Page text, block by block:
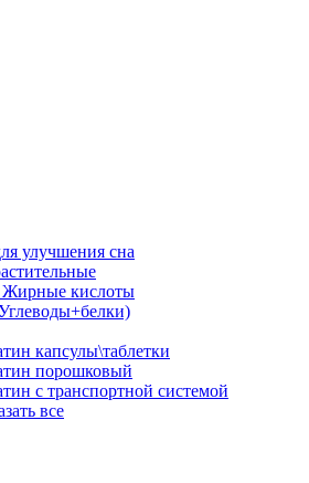
улучшения сна
Жирные кислоты
капсулы\таблетки
порошковый
с транспортной системой
все